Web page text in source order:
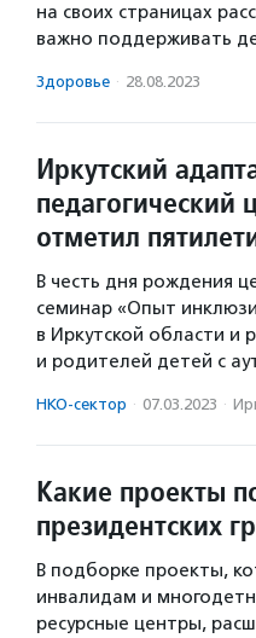
на своих страницах
важно поддерживать
Здоровье · 28.08.2023
Иркутский
педагогический
отметил
В честь дня рождения
семинар «Опыт
в Иркутской области и
и родителей детей с
НКО-сектор · 07.03.2023 ·
Какие проекты
президентских
В подборке проекты,
инвалидам и
ресурсные центры,